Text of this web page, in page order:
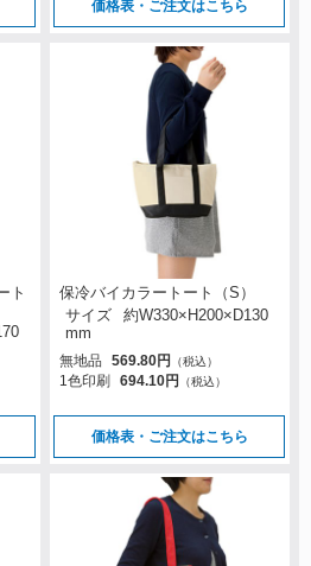
価格表・ご注文はこちら
ト
保冷バイカラートート（S）
サイズ
約W330×H200×D130
mm
無地品
569.80円 （税込）
1色印刷 694.10円 （税込）
価格表・ご注文はこちら